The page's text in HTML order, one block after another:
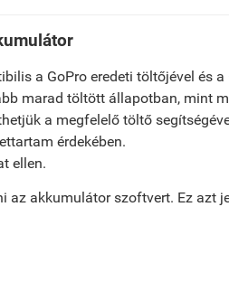
a GoPro eredeti töltőjével és
marad töltött állapotban, mint
a megfelelő töltő
érdekében.
ellen.
akkumulátor szoftvert. Ez azt